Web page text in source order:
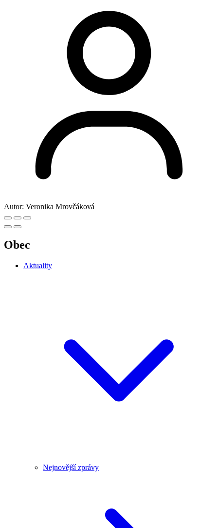
Autor: Veronika Mrovčáková
Obec
Aktuality
Nejnovější zprávy